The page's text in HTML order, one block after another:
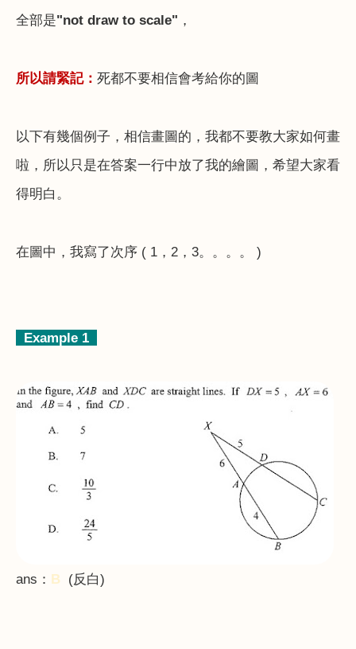
全部是"not draw to scale" ，
所以請緊記： 死都不要相信會考給你的圖
以下有幾個例子，相信畫圖的，我都不要教大家如何畫
啦，所以只是在答案一行中放了我的繪圖，希望大家看
得明白。
在圖中，我寫了次序 ( 1 ， 2 ， 3。。。。 )
Example 1
ans ： B (反白)